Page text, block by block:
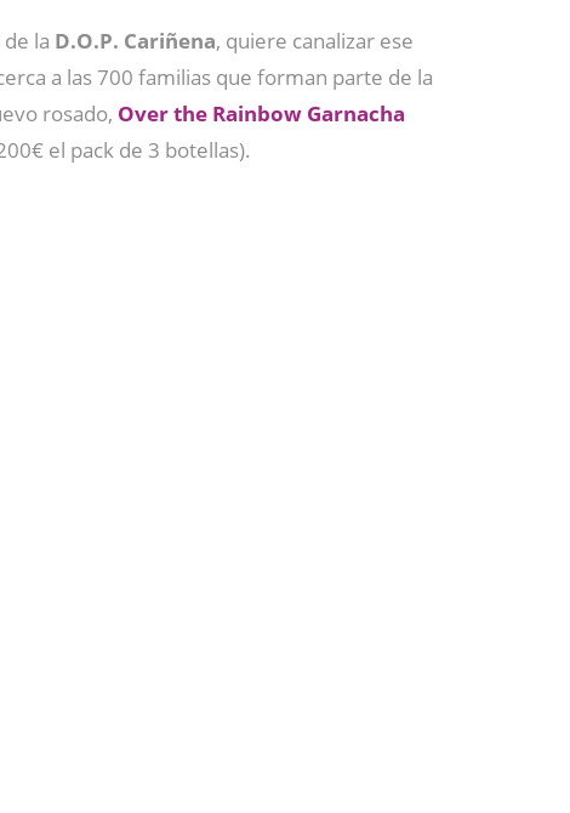
la D.O.P. Cariñena, quiere canalizar ese
a las 700 familias que forman parte de la
rosado, Over the Rainbow Garnacha
el pack de 3 botellas).